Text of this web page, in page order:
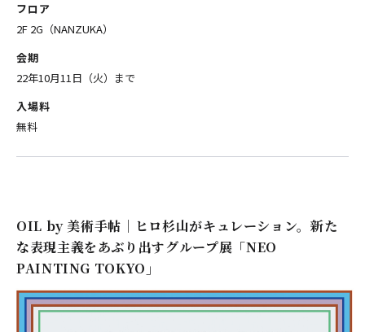
フロア
2F 2G（NANZUKA）
会期
22年10月11日（火）まで
入場料
無料
OIL by 美術手帖｜ヒロ杉山がキュレーション。新た
な表現主義をあぶり出すグループ展「NEO
PAINTING TOKYO」